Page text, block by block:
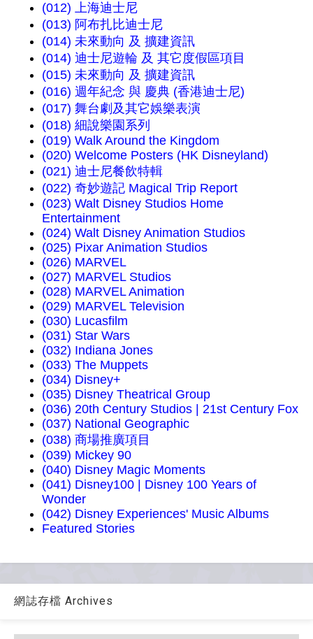
(012) 上海迪士尼
(013) 阿布扎比迪士尼
(014) 未來動向 及 擴建資訊
(014) 迪士尼遊輪 及 其它度假區項目
(015) 未來動向 及 擴建資訊
(016) 週年紀念 與 慶典 (香港迪士尼)
(017) 舞台劇及其它娛樂表演
(018) 細說樂園系列
(019) Walk Around the Kingdom
(020) Welcome Posters (HK Disneyland)
(021) 迪士尼餐飲特輯
(022) 奇妙遊記 Magical Trip Report
(023) Walt Disney Studios Home
Entertainment
(024) Walt Disney Animation Studios
(025) Pixar Animation Studios
(026) MARVEL
(027) MARVEL Studios
(028) MARVEL Animation
(029) MARVEL Television
(030) Lucasfilm
(031) Star Wars
(032) Indiana Jones
(033) The Muppets
(034) Disney+
(035) Disney Theatrical Group
(036) 20th Century Studios | 21st Century Fox
(037) National Geographic
(038) 商場推廣項目
(039) Mickey 90
(040) Disney Magic Moments
(041) Disney100 | Disney 100 Years of
Wonder
(042) Disney Experiences' Music Albums
Featured Stories
網誌存檔 Archives